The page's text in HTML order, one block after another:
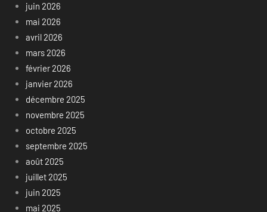
juin 2026
mai 2026
avril 2026
mars 2026
février 2026
janvier 2026
décembre 2025
novembre 2025
octobre 2025
septembre 2025
août 2025
juillet 2025
juin 2025
mai 2025